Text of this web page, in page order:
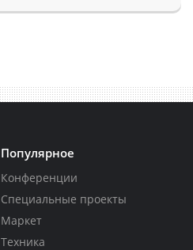
Популярное
Конференции
Специальные проекты
Маркет
Техника